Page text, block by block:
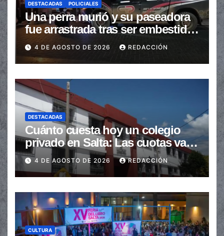
DESTACADAS POLICIALES
Una perra murió y su paseadora
fue arrastrada tras ser embestidas
en la senda peatonal
4 DE AGOSTO DE 2026 REDACCIÓN
DESTACADAS
Cuánto cuesta hoy un colegio
privado en Salta: Las cuotas van
de $110.000 a más de $600.000
4 DE AGOSTO DE 2026 REDACCIÓN
CULTURA